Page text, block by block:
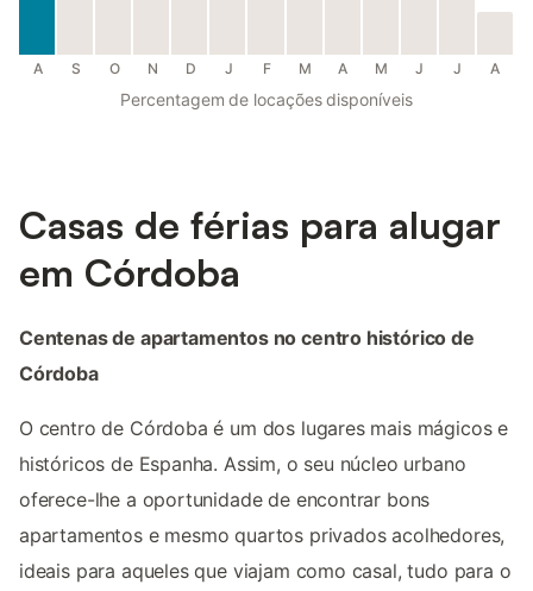
A S O N D J F M A M J J A
Percentagem de locações disponíveis
Casas de férias para alugar
em Córdoba
Centenas de apartamentos no centro histórico de
Córdoba
O centro de Córdoba é um dos lugares mais mágicos e
históricos de Espanha. Assim, o seu núcleo urbano
oferece-lhe a oportunidade de encontrar bons
apartamentos e mesmo quartos privados acolhedores,
ideais para aqueles que viajam como casal, tudo para o